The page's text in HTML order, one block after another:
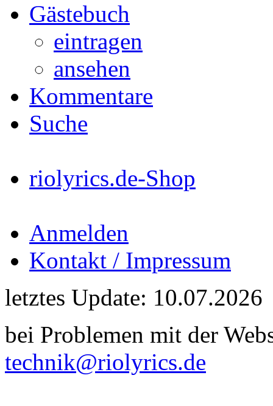
Gästebuch
eintragen
ansehen
Kommentare
Suche
riolyrics.de-Shop
Anmelden
Kontakt / Impressum
letztes Update: 10.07.2026
bei Problemen mit der
technik@riolyrics.de